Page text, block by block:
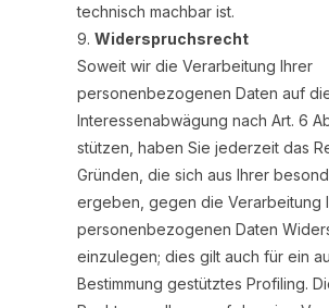
technisch machbar ist.
Widerspruchsrecht
Soweit wir die Verarbeitung Ihrer
personenbezogenen Daten auf
Interessenabwägung nach Art. 6
stützen, haben Sie jederzeit das
Gründen, die sich aus Ihrer
ergeben, gegen die Verarbeitung
personenbezogenen Daten
einzulegen; dies gilt auch für ein
Bestimmung gestütztes Profiling.